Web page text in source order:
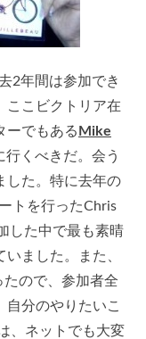
2年間は参加でき
ここビクトリア在
ーでもある Mike
行くべきだ。会う
した。特に去年の
トを行ったChris
した中で最も素晴
ました。また、
ので、参加者全
自分のやりたいこ
、ネットでも大変